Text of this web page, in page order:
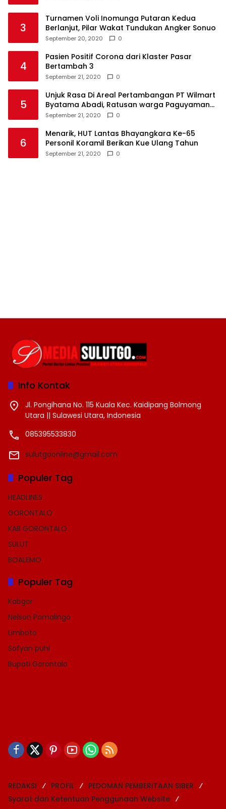
3
Turnamen Voli Inomunga Putaran Kedua
Berlanjut, Pilar Wakat Tundukan Angker Sonuo
September 20, 2020 0
4
Pasien Positif Corona dari Klaster Pasar
Bertambah 3
September 21, 2020 0
5
Unjuk Rasa Di Areal Pertambangan PT Wilmart
Byatama Abadi, Ratusan warga Paguyaman
Pantai Tuntut Hal Ini
September 21, 2020 0
6
Menarik, HUT Lantas Bhayangkara Ke-65
Personil Koramil Berikan Kue Ulang Tahun
September 21, 2020 0
Info Kontak
Jl. Pongihana No. 115 Kuala Kec. Kaidipang Bolmong
Utara || Sulawesi Utara, Indonesia
085395533830
sulutgoonline@gmail.com
Populer Tag
HEADLINES
GORONTALO
KAB GORONTALO
SULUT
BOALEMO
Populer Tag
Kabgor
Nelson Pomalingo
Limboto
Sofyan puhi
Bupati Gorontalo
REDAKSI PROFIL
PEDOMAN PEMBERITAAN SIBER
Syarat dan Ketentuan Penggunaan Website